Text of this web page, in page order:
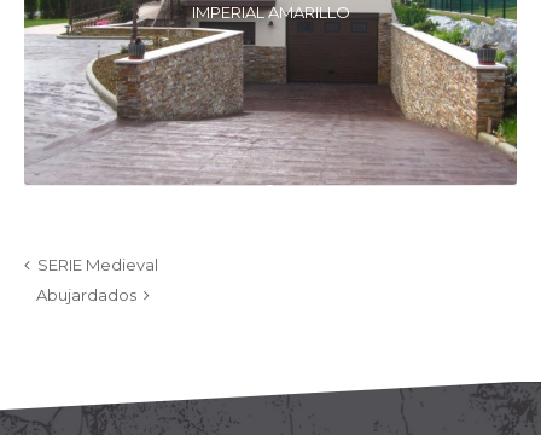
IMPERIAL AMARILLO
SERIE Medieval
Abujardados